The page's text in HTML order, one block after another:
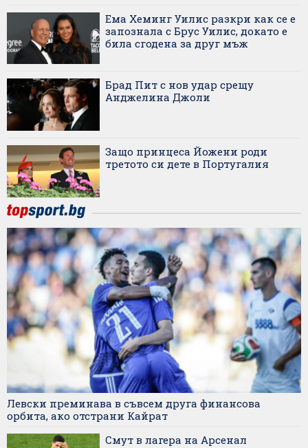
Ема Хеминг Уилис разкри как се е
запознала с Брус Уилис, докато е
била сгодена за друг мъж
Брад Пит с нов удар срещу
Анджелина Джоли
Защо принцеса Йожени роди
третото си дете в Португалия
Левски преминава в съвсем друга финансова
орбита, ако отстрани Кайрат
Смут в лагера на Арсенал